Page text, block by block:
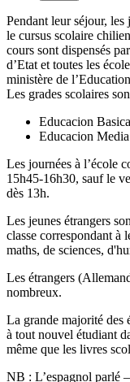
Pendant leur séjour,
le cursus scolaire
cours sont dispensés
d’Etat et toutes les
ministère de
Les grades scolaires
Educacion
Educacion
Les journées à l’école
15h45-16h30, sauf le
dès 13h.
Les jeunes étrangers
classe correspondant à
maths, de sciences,
Les étrangers
nombreux.
La grande majorité des
à tout nouvel étudiant
même que les livres
NB : L’espagnol parlé